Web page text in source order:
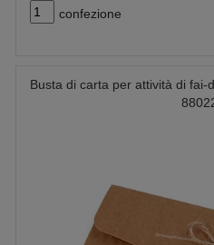
confezione
Busta di carta per attività di fai-